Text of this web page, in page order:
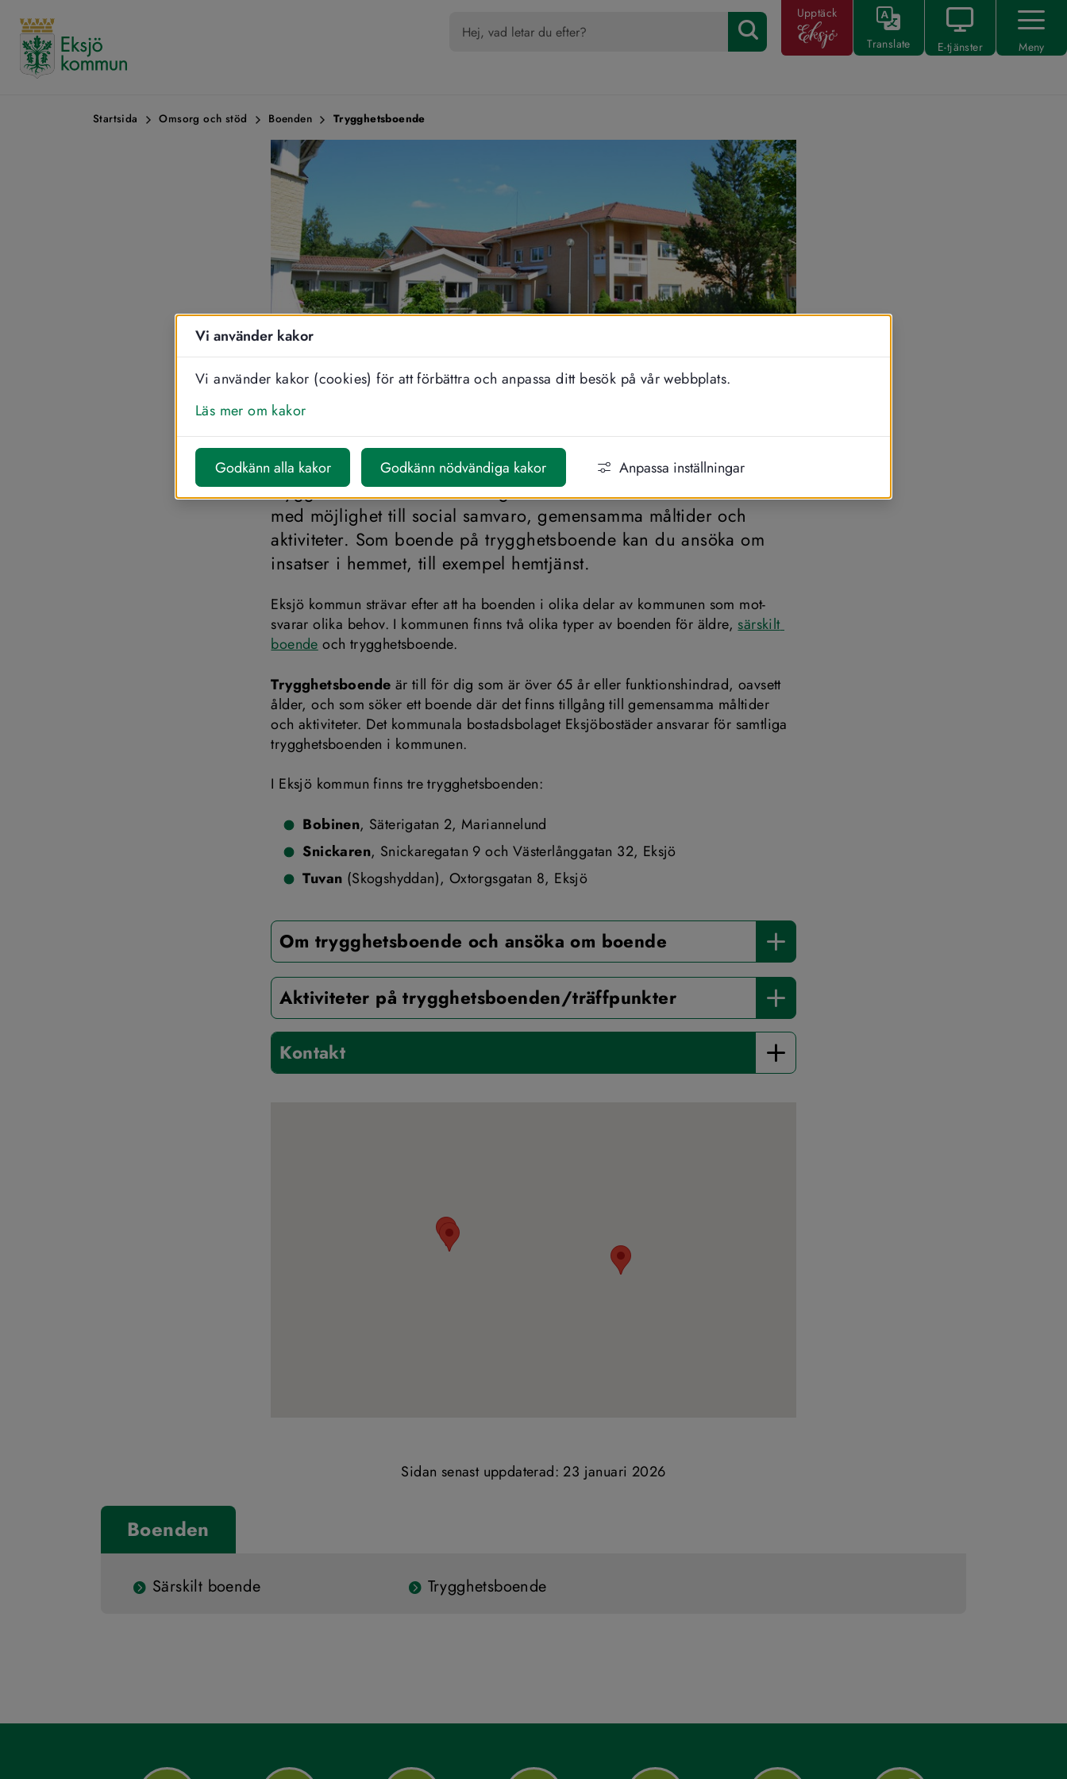
Vi använder kakor
Vi använder kakor (cookies) för att förbättra och anpassa ditt besök på vår webbplats.
Läs mer om kakor
Godkänn alla kakor Godkänn nödvändiga kakor Anpassa inställningar
Startsida Omsorg och stöd Boenden Trygghetsboende
SKRIV UT DELA LYSSNA
Trygghetsboende
Trygghetsboende är till för dig som känner att du vill ha ett boende
med möjlighet till social samvaro, gemensamma måltider och
aktiviteter. Som boende på trygghetsboende kan du ansöka om
insatser i hemmet, till exempel hemtjänst.
Eksjö kommun strävar efter att ha boenden i olika delar av kommunen som mot­
svarar olika behov. I kommunen finns två olika typer av boenden för äldre, särskilt
boende och trygghetsboende.
Trygghetsboende är till för dig som är över 65 år eller funktionshindrad, oavsett
ålder, och som söker ett boende där det finns tillgång till gemensamma måltider
och aktiviteter. Det kommunala bostadsbolaget Eksjöbostäder ansvarar för samtliga
trygghetsboenden i kommunen.
I Eksjö kommun finns tre trygghetsboenden:
Bobinen, Säterigatan 2, Mariannelund
Snickaren, Snickaregatan 9 och Västerlånggatan 32, Eksjö
Tuvan (Skogshyddan), Oxtorgsgatan 8, Eksjö
Om trygghetsboende och ansöka om boende
Aktiviteter på trygghetsboenden/träffpunkter
Kontakt
Sidan senast uppdaterad: 23 januari 2026
Boenden
Särskilt boende Trygghetsboende
Upptäck
Meny
Translate E-tjänster